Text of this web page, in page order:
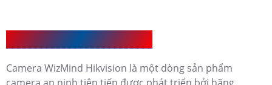
Camera WizMind Hikvision là một dòng sản phẩm